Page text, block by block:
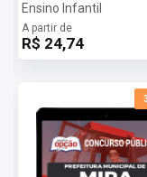
com as informações
Importante: caso a
somente será
Ensino Infantil
A partir de
R$ 24,74